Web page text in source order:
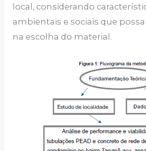
local, considerando
ambientais e sociais que
na escolha do material.